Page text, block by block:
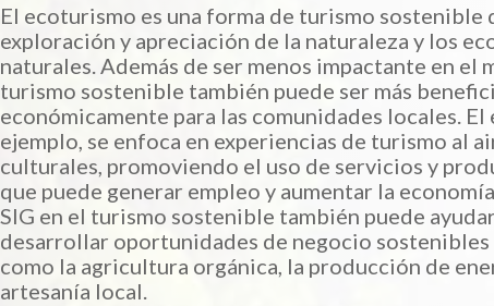
El ecoturismo es una forma de turismo sostenible
exploración y apreciación de la naturaleza y los
naturales. Además de ser menos impactante en el
turismo sostenible también puede ser más
económicamente para las comunidades locales.
ejemplo, se enfoca en experiencias de turismo al
culturales, promoviendo el uso de servicios y
que puede generar empleo y aumentar la
SIG en el turismo sostenible también puede
desarrollar oportunidades de negocio sostenibles
como la agricultura orgánica, la producción de
artesanía local.